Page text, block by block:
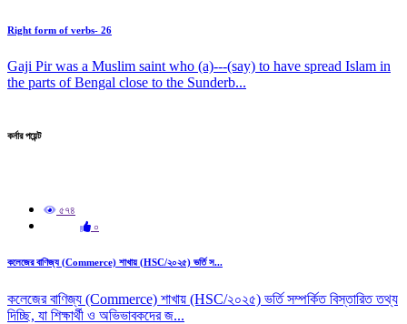
Right form of verbs- 26
Gaji Pir was a Muslim saint who (a)---(say) to have spread Islam in
the parts of Bengal close to the Sunderb...
কর্নার পয়েন্ট
৫৭৪
০
কলেজের বাণিজ্য (Commerce) শাখায় (HSC/২০২৫) ভর্তি স...
কলেজের বাণিজ্য (Commerce) শাখায় (HSC/২০২৫) ভর্তি সম্পর্কিত বিস্তারিত তথ্য
দিচ্ছি, যা শিক্ষার্থী ও অভিভাবকদের জ...